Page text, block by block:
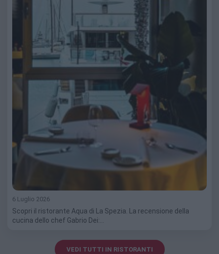
6 Luglio 2026
Scopri il ristorante Aqua di La Spezia. La recensione della
cucina dello chef Gabrio Dei:…
VEDI TUTTI IN RISTORANTI